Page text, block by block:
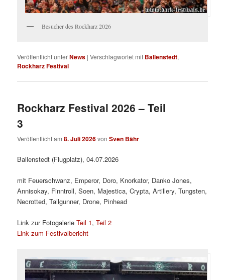
Besucher des Rockharz 2026
Veröffentlicht unterNews |Verschlagwortet mit Ballenstedt,
Rockharz Festival
Rockharz Festival 2026 – Teil
3
Veröffentlicht am8. Juli 2026vonSven Bähr
Ballenstedt (Flugplatz), 04.07.2026
mit Feuerschwanz, Emperor, Doro, Knorkator, Danko Jones,
Annisokay, Finntroll, Soen, Majestica, Crypta, Artillery, Tungsten,
Necrotted, Tailgunner, Drone, Pinhead
Link zur FotogalerieTeil 1,Teil 2
Link zum Festivalbericht